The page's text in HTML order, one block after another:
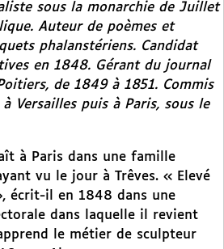
sous la monarchie de Juillet
Auteur de poèmes et
phalanstériens. Candidat
en 1848. Gérant du journal
de 1849 à 1851. Commis
à Versailles puis à Paris, sous le
à Paris dans une famille
vu le jour à Trêves. « Elevé
écrit-il en 1848 dans une
dans laquelle il revient
le métier de sculpteur